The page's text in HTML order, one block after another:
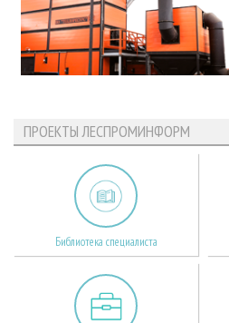
ПРОЕКТЫ ЛЕСПРОМИНФОРМ
Библиотека специалиста